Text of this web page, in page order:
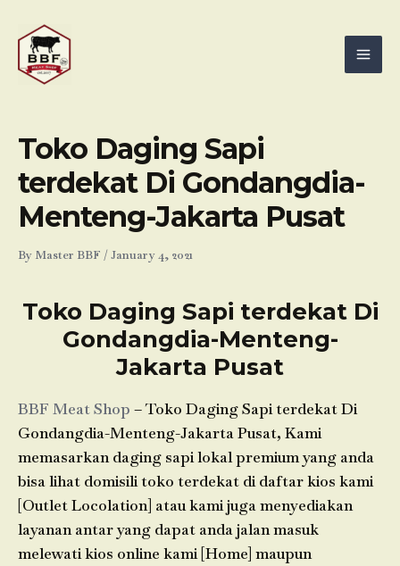
content
Toko Daging Sapi
terdekat Di Gondangdia-
Menteng-Jakarta Pusat
By Master BBF /January 4, 2021
Toko Daging Sapi terdekat Di
Gondangdia-Menteng-
Jakarta Pusat
BBF Meat Shop – Toko Daging Sapi terdekat Di
Gondangdia-Menteng-Jakarta Pusat, Kami
memasarkan daging sapi lokal premium yang anda
bisa lihat domisili toko terdekat di daftar kios kami
[Outlet Locolation] atau kami juga menyediakan
layanan antar yang dapat anda jalan masuk
melewati kios online kami [Home] maupun